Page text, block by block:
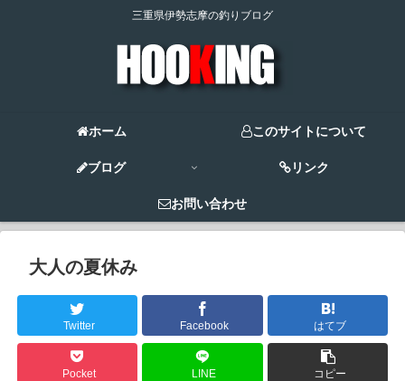
三重県伊勢志摩の釣りブログ
ホーム このサイトについて
ブログ リンク
お問い合わせ
大人の夏休み
Twitter Facebook はてブ
Pocket LINE コピー